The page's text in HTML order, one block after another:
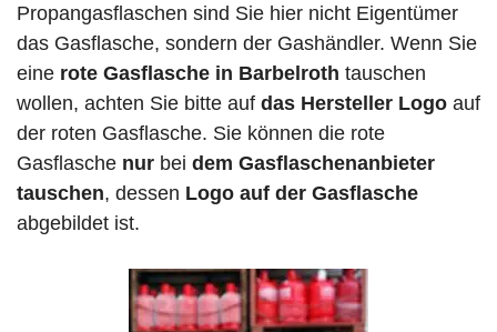
Propangasflaschen sind Sie hier nicht Eigentümer
das Gasflasche, sondern der Gashändler. Wenn Sie
eine rote Gasflasche in Barbelroth tauschen
wollen, achten Sie bitte auf das Hersteller Logo auf
der roten Gasflasche. Sie können die rote
Gasflasche nur bei dem Gasflaschenanbieter
tauschen, dessen Logo auf der Gasflasche
abgebildet ist.